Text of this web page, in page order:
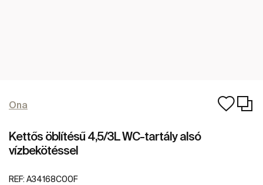
Ona
Kettős öblítésű 4,5/3L WC-tartály alsó
vízbekötéssel
REF: A34168C00F